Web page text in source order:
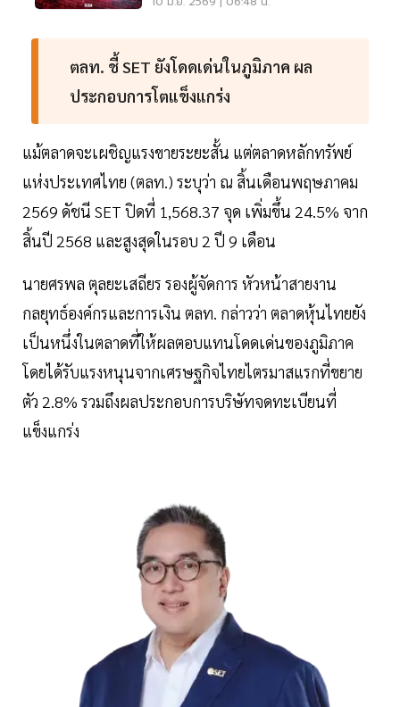
ตลท. ชี้ SET ยังโดดเด่นในภูมิภาค ผล
ประกอบการโตแข็งแกร่ง
แม้ตลาดจะเผชิญแรงขายระยะสั้น แต่ตลาดหลักทรัพย์
แห่งประเทศไทย (ตลท.) ระบุว่า ณ สิ้นเดือนพฤษภาคม
2569 ดัชนี SET ปิดที่ 1,568.37 จุด เพิ่มขึ้น 24.5% จาก
สิ้นปี 2568 และสูงสุดในรอบ 2 ปี 9 เดือน
นายศรพล ตุลยะเสถียร รองผู้จัดการ หัวหน้าสายงาน
กลยุทธ์องค์กรและการเงิน ตลท. กล่าวว่า ตลาดหุ้นไทยยัง
เป็นหนึ่งในตลาดที่ให้ผลตอบแทนโดดเด่นของภูมิภาค
โดยได้รับแรงหนุนจากเศรษฐกิจไทยไตรมาสแรกที่ขยาย
ตัว 2.8% รวมถึงผลประกอบการบริษัทจดทะเบียนที่
แข็งแกร่ง